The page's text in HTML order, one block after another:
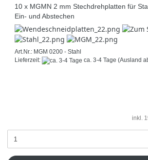
10 x MGMN 2 mm Stechdrehplatten für
Ein- und Abstechen
Art.Nr.: MGM 0200 - Stahl
Lieferzeit:
ca. 3-4 Tage (Ausland
inkl.